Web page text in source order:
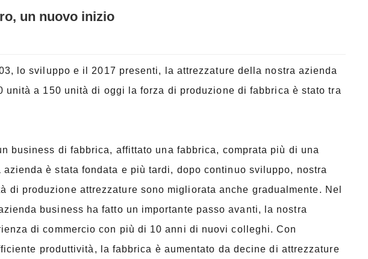
un nuovo inizio
lo sviluppo e il 2017 presenti, la attrezzature della nostra azienda
a 150 unità di oggi la forza di produzione di fabbrica è stato tra
business di fabbrica, affittato una fabbrica, comprata più di una
è stata fondata e più tardi, dopo continuo sviluppo, nostra
di produzione attrezzature sono migliorata anche gradualmente. Nel
business ha fatto un importante passo avanti, la nostra
di commercio con più di 10 anni di nuovi colleghi. Con
produttività, la fabbrica è aumentato da decine di attrezzature